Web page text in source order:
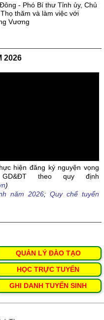
- Phó Bí thư Tỉnh ủy, Chủ
thăm và làm việc với
Vương
2026
hiện đăng ký nguyện vọng
theo quy định
)
năm 2026; Quy chế tuyển
QUẢN LÝ ĐÀO TẠO
HỌC TRỰC TUYẾN
GHI DANH TUYỂN SINH